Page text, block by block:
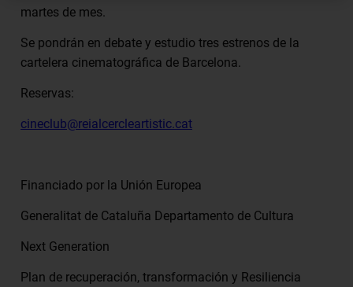
martes de mes.
Se pondrán en debate y estudio tres estrenos de la
cartelera cinematográfica de Barcelona.
Reservas:
cineclub@reialcercleartistic.cat
Financiado por la Unión Europea
Generalitat de Cataluña Departamento de Cultura
Next Generation
Plan de recuperación, transformación y Resiliencia